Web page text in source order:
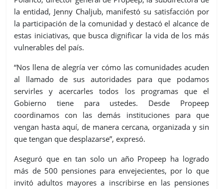
la entidad, Jenny Chaljub, manifestó su satisfacción por
la participación de la comunidad y destacó el alcance de
estas iniciativas, que busca dignificar la vida de los más
vulnerables del país.
“Nos llena de alegría ver cómo las comunidades acuden
al llamado de sus autoridades para que podamos
servirles y acercarles todos los programas que el
Gobierno tiene para ustedes. Desde Propeep
coordinamos con las demás instituciones para que
vengan hasta aquí, de manera cercana, organizada y sin
que tengan que desplazarse”, expresó.
Aseguró que en tan solo un año Propeep ha logrado
más de 500 pensiones para envejecientes, por lo que
invitó adultos mayores a inscribirse en las pensiones